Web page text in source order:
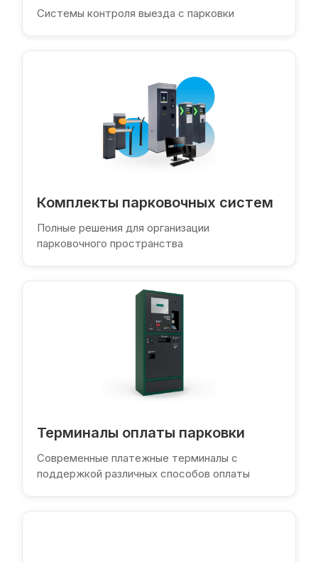
Системы контроля выезда с парковки
Комплекты парковочных систем
Полные решения для организации
парковочного пространства
Терминалы оплаты парковки
Современные платежные терминалы с
поддержкой различных способов оплаты